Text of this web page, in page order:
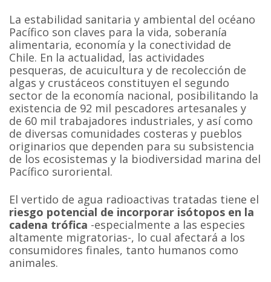
La estabilidad sanitaria y ambiental del océano
Pacífico son claves para la vida, soberanía
alimentaria, economía y la conectividad de
Chile. En la actualidad, las actividades
pesqueras, de acuicultura y de recolección de
algas y crustáceos constituyen el segundo
sector de la economía nacional, posibilitando la
existencia de 92 mil pescadores artesanales y
de 60 mil trabajadores industriales, y así como
de diversas comunidades costeras y pueblos
originarios que dependen para su subsistencia
de los ecosistemas y la biodiversidad marina del
Pacífico suroriental.
El vertido de agua radioactivas tratadas tiene el
riesgo potencial de incorporar isótopos en la
cadena trófica -especialmente a las especies
altamente migratorias-, lo cual afectará a los
consumidores finales, tanto humanos como
animales.